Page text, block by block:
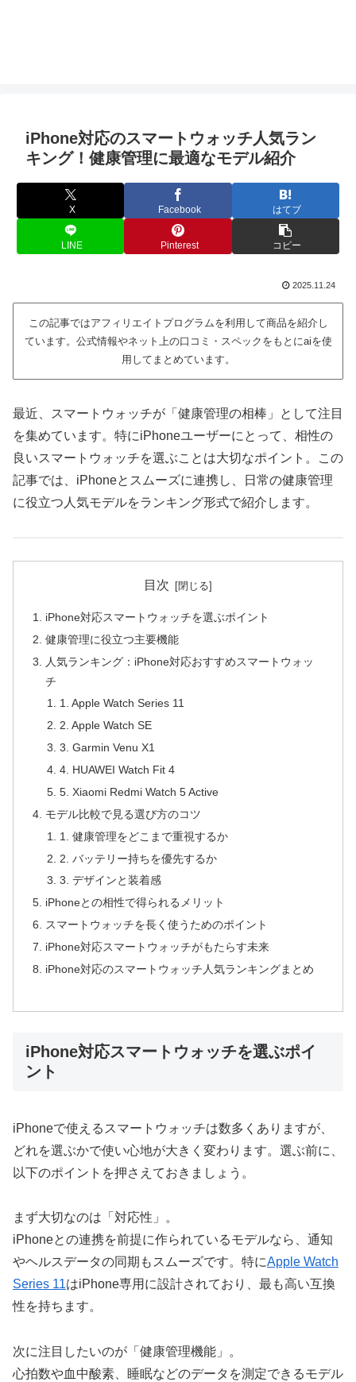
iPhone対応のスマートウォッチ人気ラン
キング！健康管理に最適なモデル紹介
X Facebook はてブ
LINE Pinterest コピー
2025.11.24
この記事ではアフィリエイトプログラムを利用して商品を紹介し
ています。公式情報やネット上の口コミ・スペックをもとにaiを使
用してまとめています。
最近、スマートウォッチが「健康管理の相棒」として注目
を集めています。特にiPhoneユーザーにとって、相性の
良いスマートウォッチを選ぶことは大切なポイント。この
記事では、iPhoneとスムーズに連携し、日常の健康管理
に役立つ人気モデルをランキング形式で紹介します。
目次
iPhone対応スマートウォッチを選ぶポイント
健康管理に役立つ主要機能
人気ランキング：iPhone対応おすすめスマートウォッ
チ
1. Apple Watch Series 11
2. Apple Watch SE
3. Garmin Venu X1
4. HUAWEI Watch Fit 4
5. Xiaomi Redmi Watch 5 Active
モデル比較で見る選び方のコツ
1. 健康管理をどこまで重視するか
2. バッテリー持ちを優先するか
3. デザインと装着感
iPhoneとの相性で得られるメリット
スマートウォッチを長く使うためのポイント
iPhone対応スマートウォッチがもたらす未来
iPhone対応のスマートウォッチ人気ランキングまとめ
iPhone対応スマートウォッチを選ぶポイ
ント
iPhoneで使えるスマートウォッチは数多くありますが、
どれを選ぶかで使い心地が大きく変わります。選ぶ前に、
以下のポイントを押さえておきましょう。
まず大切なのは「対応性」。
iPhoneとの連携を前提に作られているモデルなら、通知
やヘルスデータの同期もスムーズです。特にApple Watch
Series 11はiPhone専用に設計されており、最も高い互換
性を持ちます。
次に注目したいのが「健康管理機能」。
心拍数や血中酸素、睡眠などのデータを測定できるモデル